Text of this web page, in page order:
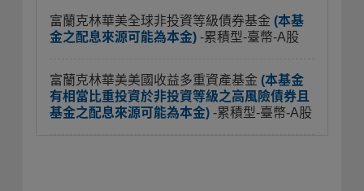
富蘭克林華美全球非投資等級債券基金 (本基
金之配息來源可能為本金) -累積型-臺幣-A股
富蘭克林華美美國收益多重資產基金 (本基金
有相當比重投資於非投資等級之高風險債券且
基金之配息來源可能為本金) -累積型-臺幣-A股